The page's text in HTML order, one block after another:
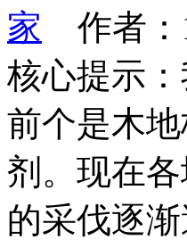
家 作者：
核心提示
前个是木
剂。现在
的采伐逐